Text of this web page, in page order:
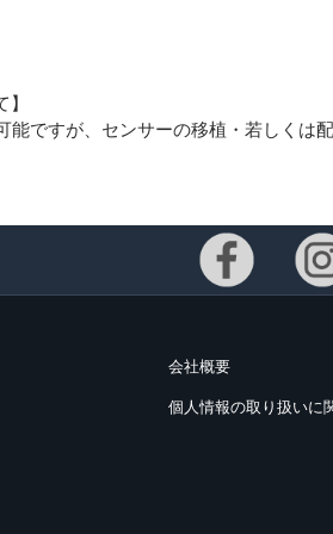
能ですが、センサーの移植・若しくは
会社概要
個人情報の取り扱いに